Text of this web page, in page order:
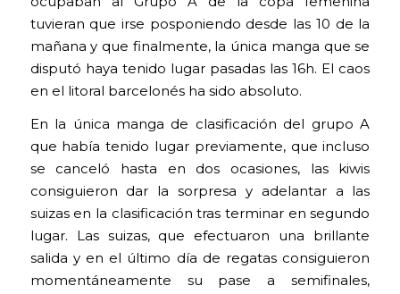
tuvieran que irse posponiendo desde las 10 de la
mañana y que finalmente, la única manga que se
disputó haya tenido lugar pasadas las 16h. El caos
en el litoral barcelonés ha sido absoluto.
En la única manga de clasificación del grupo A
que había tenido lugar previamente, que incluso
se canceló hasta en dos ocasiones, las kiwis
consiguieron dar la sorpresa y adelantar a las
suizas en la clasificación tras terminar en segundo
lugar. Las suizas, que efectuaron una brillante
salida y en el último día de regatas consiguieron
momentáneamente su pase a semifinales,